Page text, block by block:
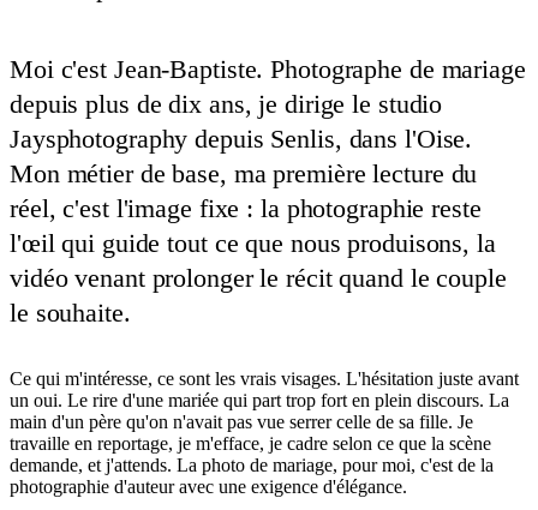
Moi c'est Jean-Baptiste. Photographe de mariage
depuis plus de dix ans, je dirige le studio
Jaysphotography depuis Senlis, dans l'Oise.
Mon métier de base, ma première lecture du
réel, c'est l'image fixe : la photographie reste
l'œil qui guide tout ce que nous produisons, la
vidéo venant prolonger le récit quand le couple
le souhaite.
Ce qui m'intéresse, ce sont les vrais visages. L'hésitation juste avant
un oui. Le rire d'une mariée qui part trop fort en plein discours. La
main d'un père qu'on n'avait pas vue serrer celle de sa fille. Je
travaille en reportage, je m'efface, je cadre selon ce que la scène
demande, et j'attends. La photo de mariage, pour moi, c'est de la
photographie d'auteur avec une exigence d'élégance.